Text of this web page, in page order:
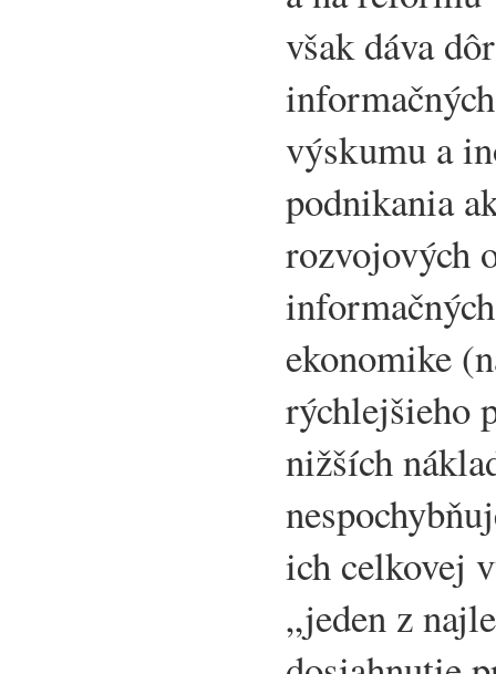
však dáva
výskumu a
podnikania
rozvojových
ekonomike
rýchlejšieho
nižších
ich celkovej
„jeden z